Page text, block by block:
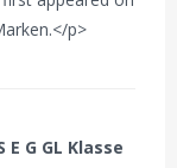
p>
E G GL Klasse